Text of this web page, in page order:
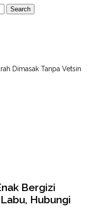
Dimasak Tanpa Vetsin
Bergizi
Hubungi